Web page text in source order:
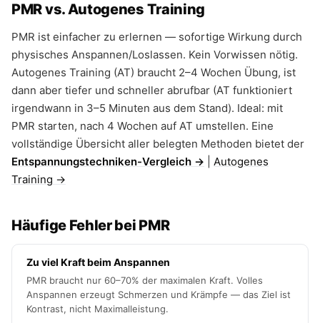
PMR vs. Autogenes Training
PMR ist einfacher zu erlernen — sofortige Wirkung durch
physisches Anspannen/Loslassen. Kein Vorwissen nötig.
Autogenes Training (AT) braucht 2–4 Wochen Übung, ist
dann aber tiefer und schneller abrufbar (AT funktioniert
irgendwann in 3–5 Minuten aus dem Stand). Ideal: mit
PMR starten, nach 4 Wochen auf AT umstellen. Eine
vollständige Übersicht aller belegten Methoden bietet der
Entspannungstechniken-Vergleich →
Autogenes
Training →
Häufige Fehler bei PMR
Zu viel Kraft beim Anspannen
PMR braucht nur 60–70% der maximalen Kraft. Volles
Anspannen erzeugt Schmerzen und Krämpfe — das Ziel ist
Kontrast, nicht Maximalleistung.